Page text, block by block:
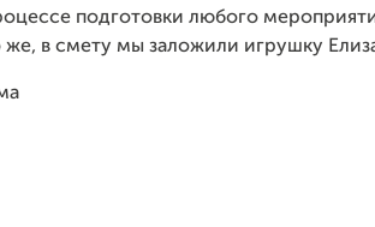
подготовки любого
в смету мы заложили игрушку